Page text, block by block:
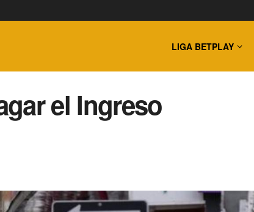
LIGA BETPLAY
el Ingreso